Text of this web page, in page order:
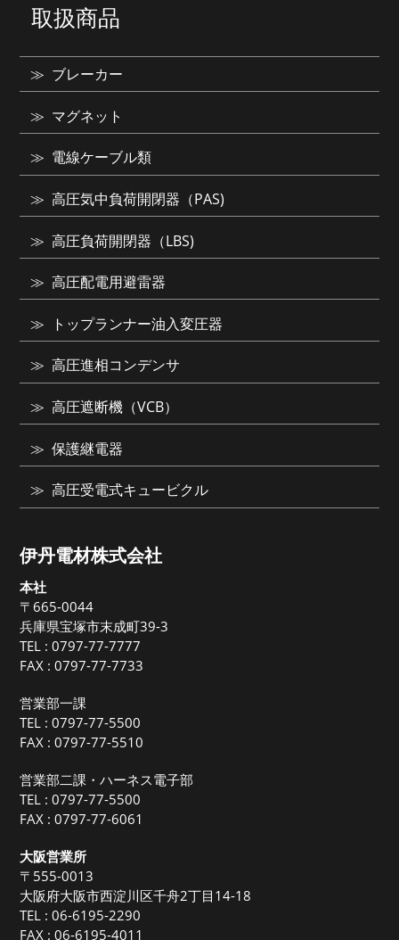
伊丹電材株式会社
本社
〒665-0044
兵庫県宝塚市末成町39-3
TEL :0797-77-7777
FAX : 0797-77-7733
営業部一課
TEL :0797-77-5500
FAX : 0797-77-5510
営業部二課・ハーネス電子部
TEL :0797-77-5500
FAX : 0797-77-6061
大阪営業所
〒555-0013
大阪府大阪市西淀川区千舟2丁目14-18
TEL :06-6195-2290
FAX : 06-6195-4011
取扱商品
ブレーカー
マグネット
電線ケーブル類
高圧気中負荷開閉器（PAS)
高圧負荷開閉器（LBS)
高圧配電用避雷器
トップランナー油入変圧器
高圧進相コンデンサ
高圧遮断機（VCB）
保護継電器
高圧受電式キュービクル